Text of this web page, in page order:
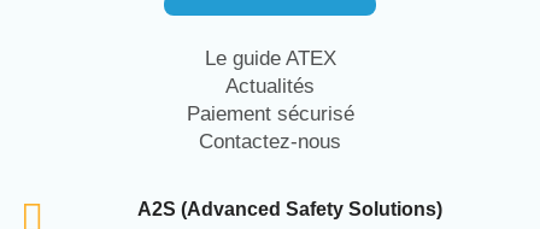
Le guide ATEX
Actualités
Paiement sécurisé
Contactez-nous
A2S (Advanced Safety Solutions)